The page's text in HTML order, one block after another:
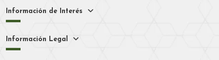
Información de Interés
Información Legal